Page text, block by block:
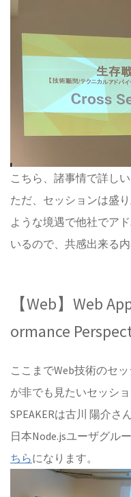
こちら、諸事情で詳し
ただ、セッションは盛
ような境遇で他社でア
いるので、共感出来る
【Web】Web
ormance
ここまでWeb技術のセ
が非でも見たいセッショ
SPEAKERは古川 陽介さ
日本Node.jsユーザグル
ちらになります。